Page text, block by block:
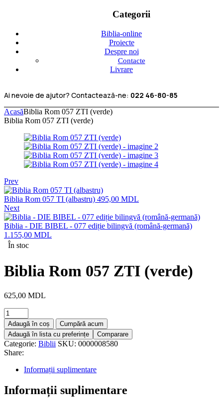
Categorii
Biblia-online
Proiecte
Despre noi
Contacte
Livrare
Ai nevoie de ajutor? Contactează-ne: 022 46-80-85
AcasăBiblia Rom 057 ZTI (verde)
Biblia Rom 057 ZTI (verde)
Prev
Biblia Rom 057 TI (albastru) 495,00 MDL
Next
Biblia - DIE BIBEL - 077 ediție bilingvă (română-germană)
1.155,00 MDL
În stoc
Biblia Rom 057 ZTI (verde)
625,00 MDL
Adaugă în coș
Cumpără acum
Adaugă în lista cu preferințe
Comparare
Categorie: Biblii SKU: 0000008580
Share:
Informații suplimentare
Informații suplimentare